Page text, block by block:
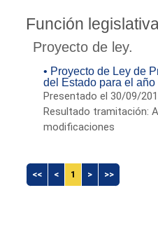
Función
Proyecto de ley.
• Proyecto de Ley de
del Estado para el
Presentado el 30/09/
Resultado tramitación:
modificaciones
<< < 1 > >>